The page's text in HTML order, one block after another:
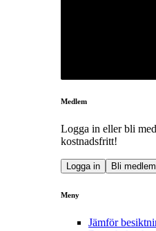
Medlem
Logga in eller bli
kostnadsfritt!
Logga in Bli medlem
Meny
Jämför